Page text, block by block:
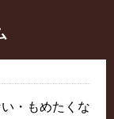
・もめたくな